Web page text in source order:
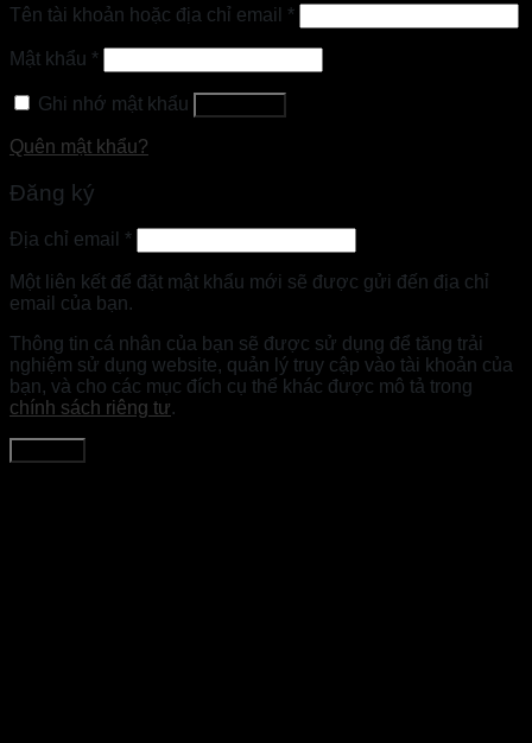
Tên tài khoản hoặc địa chỉ email *
Mật khẩu *
Ghi nhớ mật khẩu
Quên mật khẩu?
Đăng ký
Địa chỉ email *
Một liên kết để đặt mật khẩu mới sẽ được gửi đến địa chỉ
email của bạn.
Thông tin cá nhân của bạn sẽ được sử dụng để tăng trải
nghiệm sử dụng website, quản lý truy cập vào tài khoản của
bạn, và cho các mục đích cụ thể khác được mô tả trong
chính sách riêng tư.